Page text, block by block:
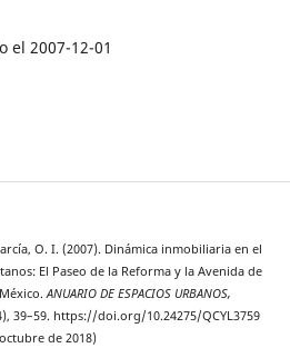
el 2007-12-01
O. I. (2007). Dinámica inmobiliaria en el
El Paseo de la Reforma y la Avenida de
ANUARIO DE ESPACIOS URBANOS,
39–59. https://doi.org/10.24275/QCYL3759
de 2018)